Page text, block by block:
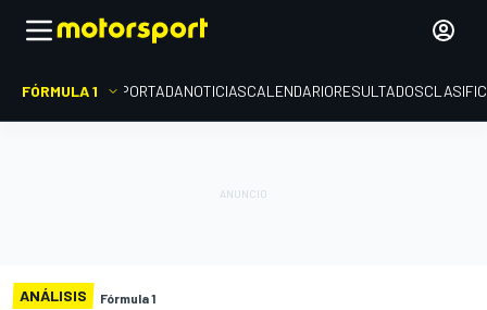
FÓRMULA 1 PORTADANOTICIASCALENDARIORESULTADOS
ANÁLISIS Fórmula 1